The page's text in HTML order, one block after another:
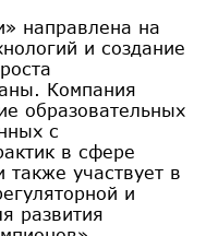
направлена на
и создание
Компания
образовательных
с
в сфере
также участвует в
и
развития